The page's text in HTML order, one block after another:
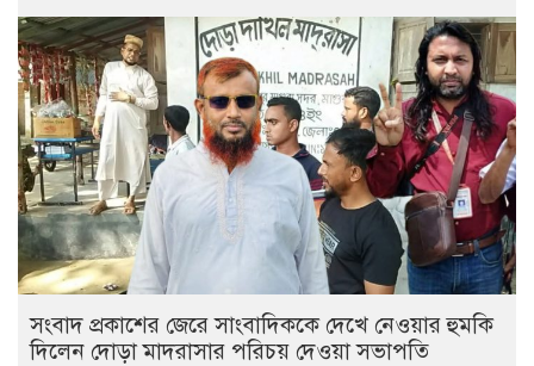
সংবাদ প্রকাশের জেরে সাংবাদিককে দেখে নেওয়ার হুমকি
দিলেন দোড়া মাদরাসার পরিচয় দেওয়া সভাপতি